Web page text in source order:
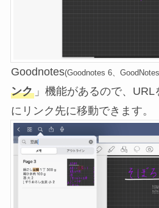
Goodnotes(Goodnotes 6、
ンク」機能があるので、URL
にリンク先に移動できます。